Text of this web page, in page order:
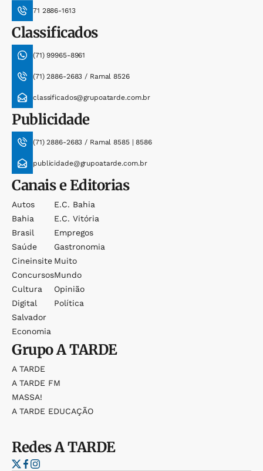
71 2886-1613
Classificados
(71) 99965-8961
(71) 2886-2683 / Ramal 8526
classificados@grupoatarde.com.br
Publicidade
(71) 2886-2683 / Ramal 8585 | 8586
publicidade@grupoatarde.com.br
Canais e Editorias
Autos
Bahia
Brasil
Saúde
Cineinsite
Concursos
Cultura
Digital
Salvador
Economia
E.c. Bahia
E.c. Vitória
Empregos
Gastronomia
Muito
Mundo
Opinião
Política
GrupoA TARDE
A TARDE
A TARDE FM
MASSA!
A TARDE EDUCAÇÃO
RedesA TARDE